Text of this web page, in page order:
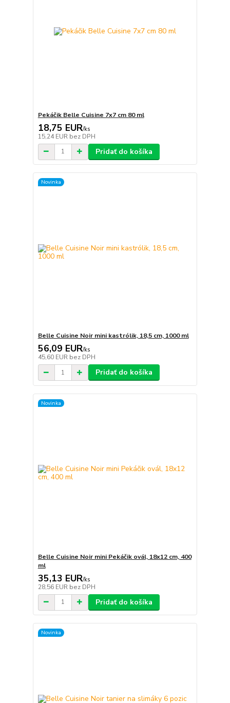
Pekáčik Belle Cuisine 7x7 cm 80 ml
18,75 EUR/ks
15,24 EUR bez DPH
Pridať do košíka
Novinka
Belle Cuisine Noir mini kastrólik, 18,5 cm, 1000 ml
56,09 EUR/ks
45,60 EUR bez DPH
Pridať do košíka
Novinka
Belle Cuisine Noir mini Pekáčik ovál, 18x12 cm, 400
ml
35,13 EUR/ks
28,56 EUR bez DPH
Pridať do košíka
Novinka